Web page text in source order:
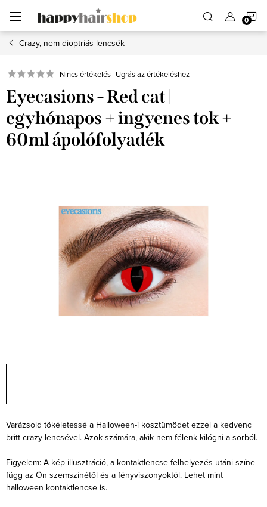
fő
tartalomhozCrazy, nem dioptriás lencsék
Nincs értékelés Ugrás az értékeléshez
Eyecasions - Red cat |
egyhónapos + ingyenes tok +
60ml ápolófolyadék
Varázsold tökéletessé a Halloween-i kosztümödet ezzel a kedvenc
britt crazy lencsével. Azok számára, akik nem félenk kilógni a sorból.
Figyelem: A kép illusztráció, a kontaktlencse felhelyezés utáni színe
függ az Ön szemszínétől és a fényviszonyoktól. Lehet mint
halloween kontaktlencse is.